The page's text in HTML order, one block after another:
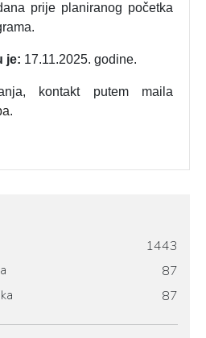
prije planiranog početka
je: 17.11.2025. godine.
kontakt putem maila
.
1443
87
87